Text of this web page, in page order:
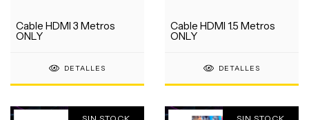
Cable HDMI 3 Metros
ONLY
DETALLES
Cable HDMI 1.5 Metros
ONLY
DETALLES